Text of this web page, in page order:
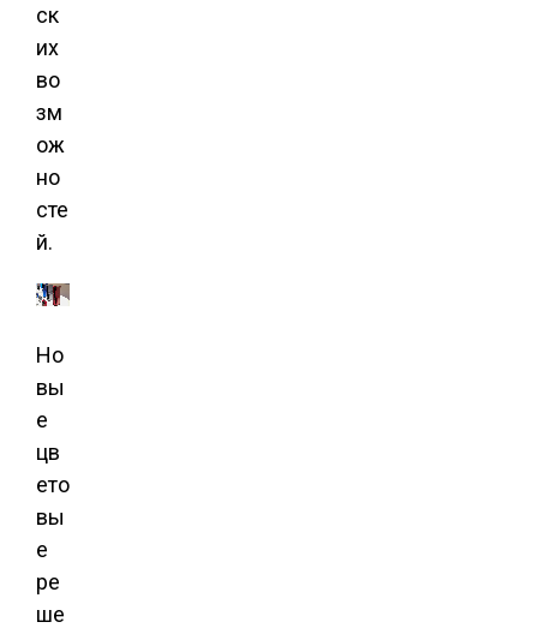
ск
их
во
зм
ож
но
сте
й.
Но
вы
е
цв
ето
вы
е
ре
ше